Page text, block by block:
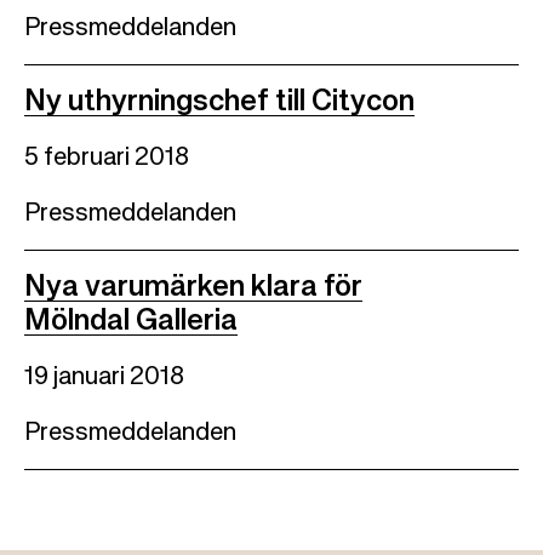
Pressmeddelanden
Ny uthyrningschef till Citycon
5 februari 2018
Pressmeddelanden
Nya varumärken klara för
Mölndal Galleria
19 januari 2018
Pressmeddelanden